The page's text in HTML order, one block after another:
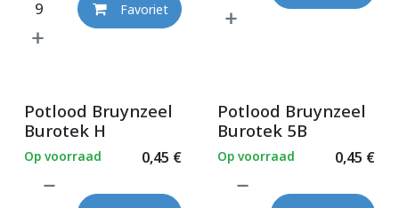
Favoriet
Potlood Bruynzeel
Burotek H
0,45 €
Op voorraad
Potlood Bruynzeel
Burotek 5B
0,45 €
Op voorraad